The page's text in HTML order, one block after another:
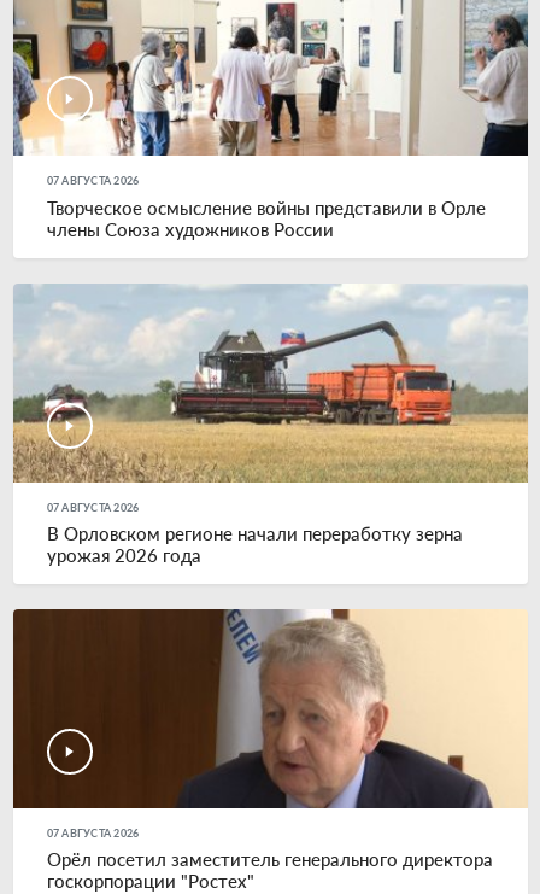
07 АВГУСТА 2026
Творческое осмысление войны представили в Орле
члены Союза художников России
07 АВГУСТА 2026
В Орловском регионе начали переработку зерна
урожая 2026 года
07 АВГУСТА 2026
Орёл посетил заместитель генерального директора
госкорпорации "Ростех"